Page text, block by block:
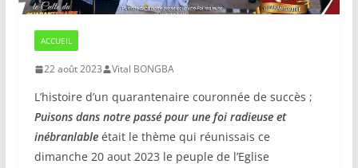
ACCUEIL
22 août 2023 Vital BONGBA
L’histoire d’un quarantenaire couronnée de succès ;
Puisons dans notre passé pour une foi radieuse et
inébranlableétait le thème qui réunissais ce
dimanche 20 aout 2023 le peuple de l’Eglise